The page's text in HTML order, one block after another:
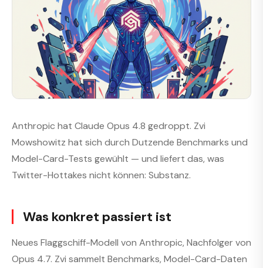
Anthropic hat Claude Opus 4.8 gedroppt. Zvi
Mowshowitz hat sich durch Dutzende Benchmarks und
Model-Card-Tests gewühlt — und liefert das, was
Twitter-Hottakes nicht können: Substanz.
Was konkret passiert ist
Neues Flaggschiff-Modell von Anthropic, Nachfolger von
Opus 4.7. Zvi sammelt Benchmarks, Model-Card-Daten